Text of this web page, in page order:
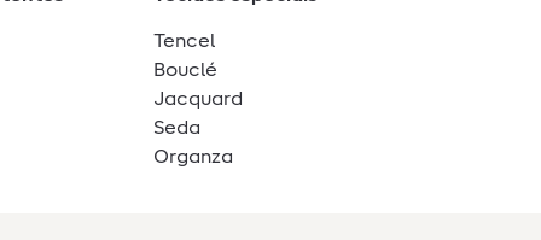
Tencel
Bouclé
Jacquard
Seda
Organza